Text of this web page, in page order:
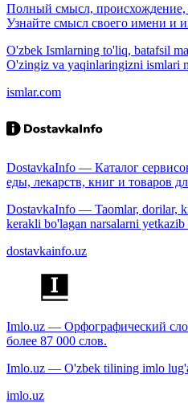
Полный смысл,
Узнайте смысл своего имени и
O'zbek Ismlarning to'liq, batafsil
O'zingiz va yaqinlaringizni ismlari
ismlar.com
DostavkaInfo — Каталог
еды, лекарств, книг и товаров
DostavkaInfo — Taomlar, dorilar,
kerakli bo'lagan narsalarni
dostavkainfo.uz
Imlo.uz — Орфографический
более 87 000 слов.
Imlo.uz — O'zbek tilining imlo
imlo.uz